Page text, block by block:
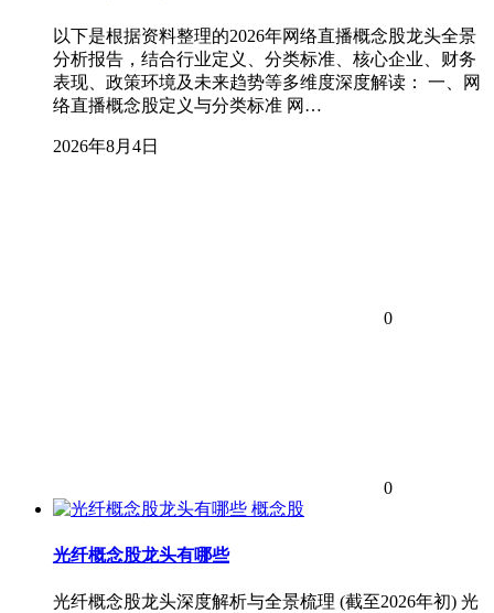
以下是根据资料整理的2026年网络直播概念股龙头全景
分析报告，结合行业定义、分类标准、核心企业、财务
表现、政策环境及未来趋势等多维度深度解读： 一、网
络直播概念股定义与分类标准 网…
2026年8月4日
0
0
概念股
光纤概念股龙头有哪些
光纤概念股龙头深度解析与全景梳理 (截至2026年初) 光